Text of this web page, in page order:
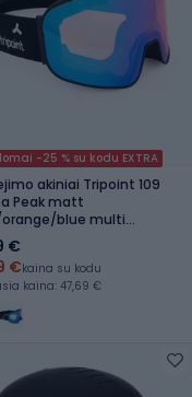
-25 % su kodu EXTRA
akiniai Tripoint 109
Peak matt
blue multi
€
€kaina su kodu
kaina: 47,69 €